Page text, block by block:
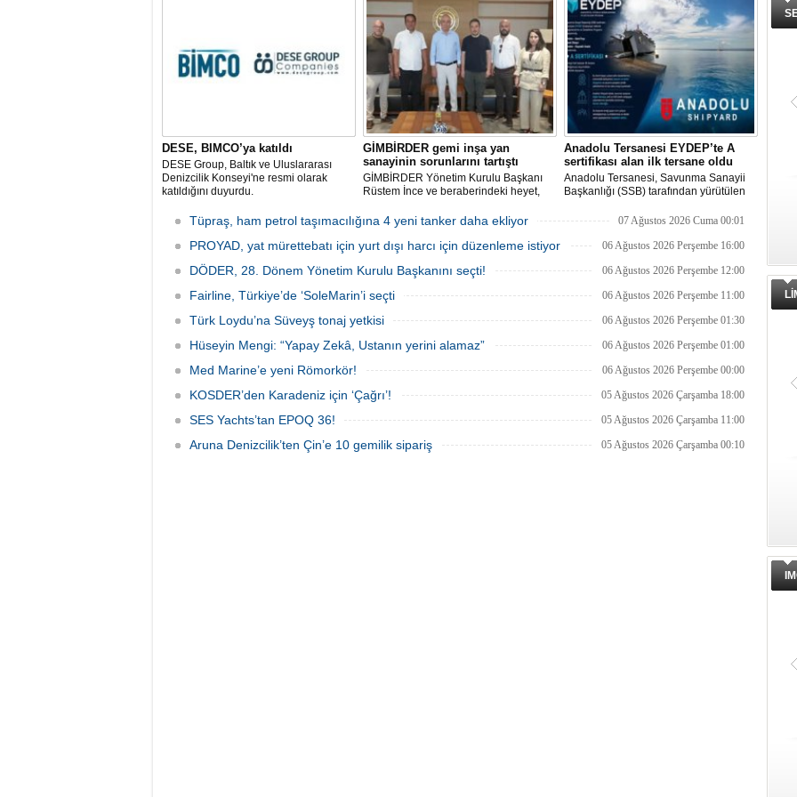
taleplerine göre özel olarak tasarlanan
tekneler, donanım ve özelliklerine göre
şekillendirilerek teslim ediliyor.
Koruma ve Tazminat Sigortası (P&I)
Kulübünü kurmak için çalışma
yürütüyor.
DESE, BIMCO’ya katıldı
DESE Group, Baltık ve Uluslararası
Denizcilik Konseyi'ne resmi olarak
katıldığını duyurdu.
GİMBİRDER gemi inşa yan
sanayinin sorunlarını tartıştı
GİMBİRDER Yönetim Kurulu Başkanı
Rüstem İnce ve beraberindeki heyet,
ziyaret etti. Görüşmede tersane taşeron
firmalarının yaşadığı sektörel sorunlar
ile vergi uygulamalarındaki
Anadolu Tersanesi EYDEP’te A
sertifikası alan ilk tersane oldu
Anadolu Tersanesi, Savunma Sanayii
Başkanlığı (SSB) tarafından yürütülen
Destekleme Programı
almaya hak kazanan ilk tersane oldu.
Tüpraş, ham petrol taşımacılığına 4 yeni tanker daha ekliyor 07 Ağustos 2026 Cuma 00:01
PROYAD, yat mürettebatı için yurt dışı harcı için düzenleme istiyor 06 Ağustos 2026 Perşembe 16:00
DÖDER, 28. Dönem Yönetim Kurulu Başkanını seçti! 06 Ağustos 2026 Perşembe 12:00
Fairline, Türkiye’de ‘SoleMarin’i seçti 06 Ağustos 2026 Perşembe 11:00
Türk Loydu’na Süveyş tonaj yetkisi 06 Ağustos 2026 Perşembe 01:30
Hüseyin Mengi: “Yapay Zekâ, Ustanın yerini alamaz” 06 Ağustos 2026 Perşembe 01:00
Med Marine’e yeni Römorkör! 06 Ağustos 2026 Perşembe 00:00
KOSDER’den Karadeniz için ‘Çağrı’! 05 Ağustos 2026 Çarşamba 18:00
SES Yachts’tan EPOQ 36! 05 Ağustos 2026 Çarşamba 11:00
Aruna Denizcilik’ten Çin’e 10 gemilik sipariş 05 Ağustos 2026 Çarşamba 00:10